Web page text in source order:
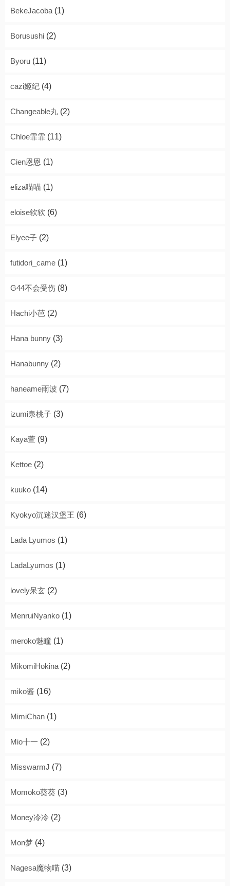
BekeJacoba (1)
Borusushi (2)
Byoru (11)
cazi姬纪 (4)
Changeable丸 (2)
Chloe霏霏 (11)
Cien恩恩 (1)
eliza喵喵 (1)
eloise软软 (6)
Elyee子 (2)
futidori_came (1)
G44不会受伤 (8)
Hachi小芭 (2)
Hana bunny (3)
Hanabunny (2)
haneame雨波 (7)
izumi泉桃子 (3)
Kaya萱 (9)
Kettoe (2)
kuuko (14)
Kyokyo沉迷汉堡王 (6)
Lada Lyumos (1)
LadaLyumos (1)
lovely呆玄 (2)
MenruiNyanko (1)
meroko魅瞳 (1)
MikomiHokina (2)
miko酱 (16)
MimiChan (1)
Mio十一 (2)
MisswarmJ (7)
Momoko葵葵 (3)
Money冷冷 (2)
Mon梦 (4)
Nagesa魔物喵 (3)